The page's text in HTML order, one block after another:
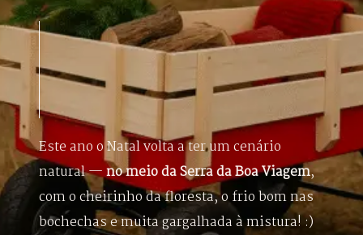
Blog
Este ano o Natal volta a ter um cenário
natural —no meio da Serra da Boa Viagem,
com o cheirinho da floresta, o frio bom nas
bochechas e muita gargalhada à mistura! :)